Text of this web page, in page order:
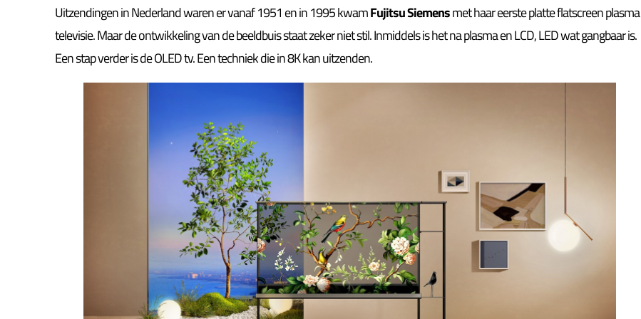
Uitzendingen in Nederland waren er vanaf 1951 en in 1995 kwamFujitsu Siemensmet haar eerste platte flatscreen plasma
televisie. Maar de ontwikkeling van de beeldbuis staat zeker niet stil. Inmiddels is het na plasma en LCD, LED wat gangbaar is.
Een stap verder is de OLED tv. Een techniek die in 8K kan uitzenden.